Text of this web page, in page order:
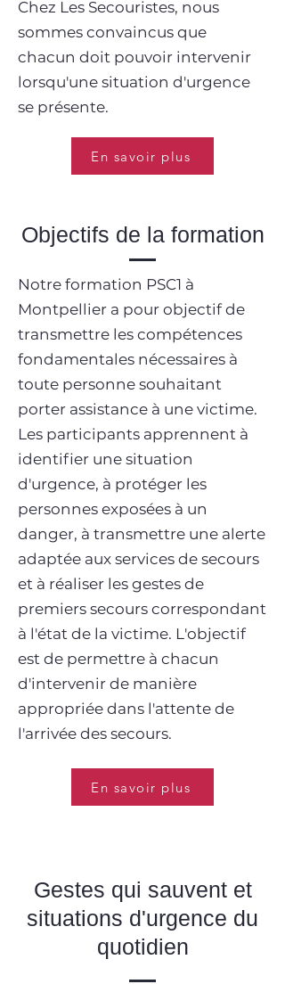
Chez Les Secouristes, nous
sommes convaincus que
chacun doit pouvoir intervenir
lorsqu'une situation d'urgence
se présente.
En savoir plus
Objectifs de la formation
Notre formation PSC1 à
Montpellier a pour objectif de
transmettre les compétences
fondamentales nécessaires à
toute personne souhaitant
porter assistance à une victime.
Les participants apprennent à
identifier une situation
d'urgence, à protéger les
personnes exposées à un
danger, à transmettre une alerte
adaptée aux services de secours
et à réaliser les gestes de
premiers secours correspondant
à l'état de la victime. L'objectif
est de permettre à chacun
d'intervenir de manière
appropriée dans l'attente de
l'arrivée des secours.
En savoir plus
Gestes qui sauvent et
situations d'urgence du
quotidien